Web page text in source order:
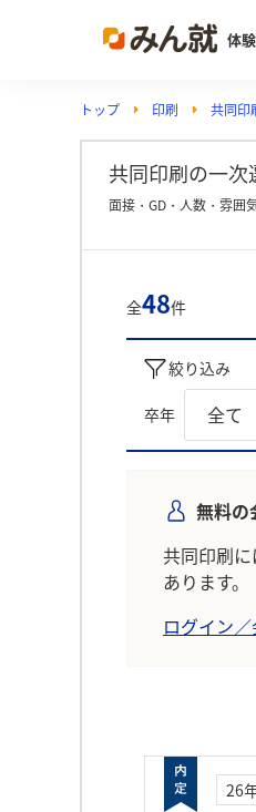
体
トップ 印刷 共同印
共同印刷の一次
面接・GD・人数・雰囲
全48件
絞り込み
卒年
無料の
共同印刷に
あります。
ログイン
26